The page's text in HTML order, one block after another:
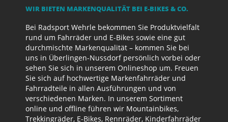
WIR BIETEN MARKENQUALITÄT BEI E-BIKES & CO.
Bei Radsport Wehrle bekommen Sie Produktvielfalt
rund um Fahrräder und E-Bikes sowie eine gut
durchmischte Markenqualität – kommen Sie bei
uns in Überlingen-Nussdorf persönlich vorbei oder
sehen Sie sich in unserem Onlineshop um. Freuen
Sie sich auf hochwertige Markenfahrräder und
Fahrradteile in allen Ausführungen und von
verschiedenen Marken. In unserem Sortiment
online und offline führen wir Mountainbikes,
Trekkingräder, E-Bikes, Rennräder, Kinderfahrräder